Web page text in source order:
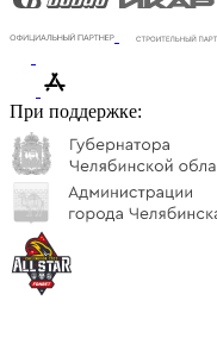
При поддержке: